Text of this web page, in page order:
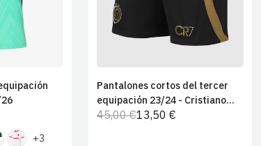
+3
Añadir al carrito
Pantalones cortos del tercer
equipación 23/24 - Cristiano
RonaldoPrecio
45,00 €Precio
13,50 €